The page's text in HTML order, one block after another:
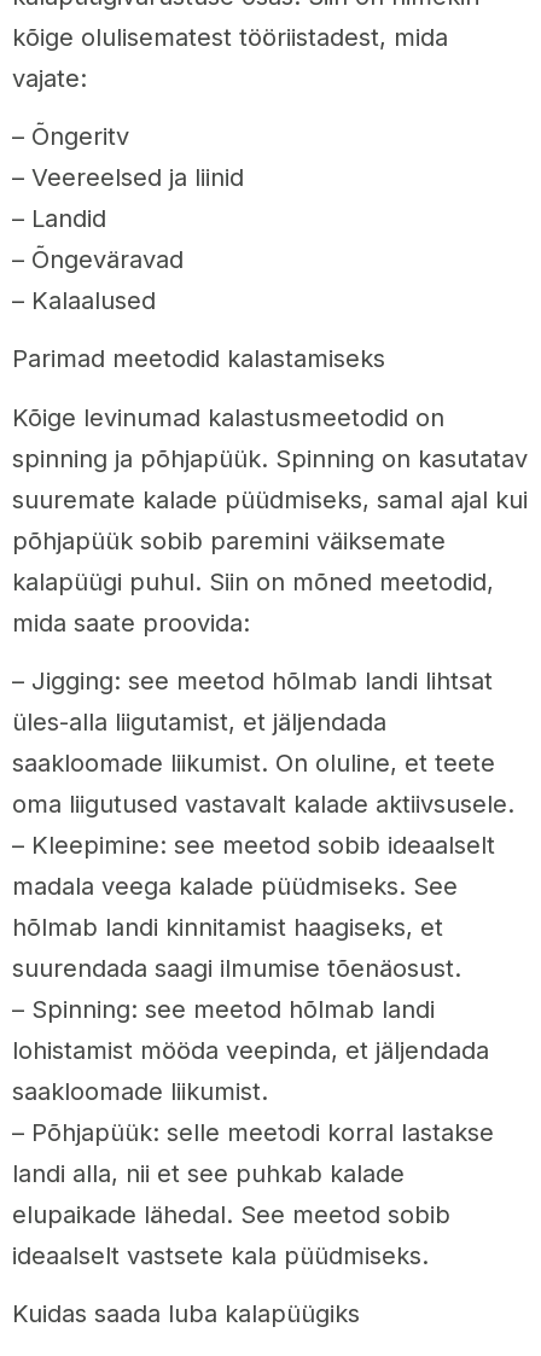
kõige olulisematest tööriistadest, mida
vajate:
– Õngeritv
– Veereelsed ja liinid
– Landid
– Õngeväravad
– Kalaalused
Parimad meetodid kalastamiseks
Kõige levinumad kalastusmeetodid on
spinning ja põhjapüük. Spinning on kasutatav
suuremate kalade püüdmiseks, samal ajal kui
põhjapüük sobib paremini väiksemate
kalapüügi puhul. Siin on mõned meetodid,
mida saate proovida:
– Jigging: see meetod hõlmab landi lihtsat
üles-alla liigutamist, et jäljendada
saakloomade liikumist. On oluline, et teete
oma liigutused vastavalt kalade aktiivsusele.
– Kleepimine: see meetod sobib ideaalselt
madala veega kalade püüdmiseks. See
hõlmab landi kinnitamist haagiseks, et
suurendada saagi ilmumise tõenäosust.
– Spinning: see meetod hõlmab landi
lohistamist mööda veepinda, et jäljendada
saakloomade liikumist.
– Põhjapüük: selle meetodi korral lastakse
landi alla, nii et see puhkab kalade
elupaikade lähedal. See meetod sobib
ideaalselt vastsete kala püüdmiseks.
Kuidas saada luba kalapüügiks